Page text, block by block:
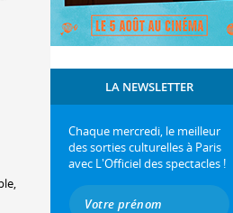
LA NEWSLETTER
Chaque mercredi, le meilleur
des sorties culturelles à Paris
avec L'Officiel des spectacles !